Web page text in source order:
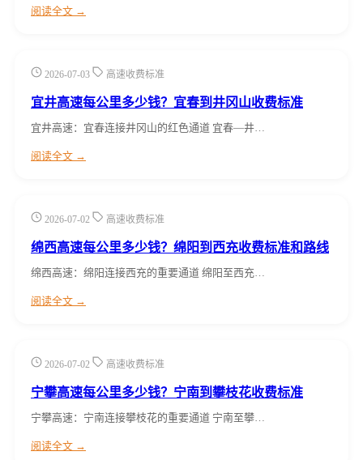
阅读全文 →
2026-07-03 高速收费标准
宜井高速每公里多少钱？宜春到井冈山收费标准
宜井高速：宜春连接井冈山的红色通道 宜春—井…
阅读全文 →
2026-07-02 高速收费标准
绵西高速每公里多少钱？绵阳到西充收费标准和路线
绵西高速：绵阳连接西充的重要通道 绵阳至西充…
阅读全文 →
2026-07-02 高速收费标准
宁攀高速每公里多少钱？宁南到攀枝花收费标准
宁攀高速：宁南连接攀枝花的重要通道 宁南至攀…
阅读全文 →